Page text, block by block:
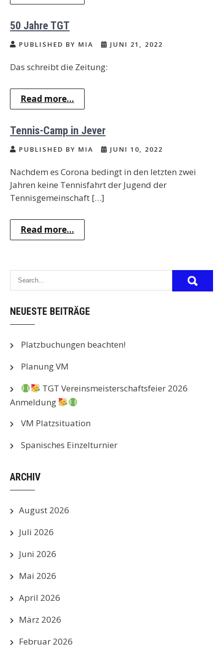
50 Jahre TGT
PUBLISHED BY MIA JUNI 21, 2022
Das schreibt die Zeitung:
Read more...
Tennis-Camp in Jever
PUBLISHED BY MIA JUNI 10, 2022
Nachdem es Corona bedingt in den letzten zwei
Jahren keine Tennisfahrt der Jugend der
Tennisgemeinschaft […]
Read more...
NEUESTE BEITRÄGE
Platzbuchungen beachten!
Planung VM
TGT Vereinsmeisterschaftsfeier 2026
Anmeldung
VM Platzsituation
Spanisches Einzelturnier
ARCHIV
August 2026
Juli 2026
Juni 2026
Mai 2026
April 2026
März 2026
Februar 2026